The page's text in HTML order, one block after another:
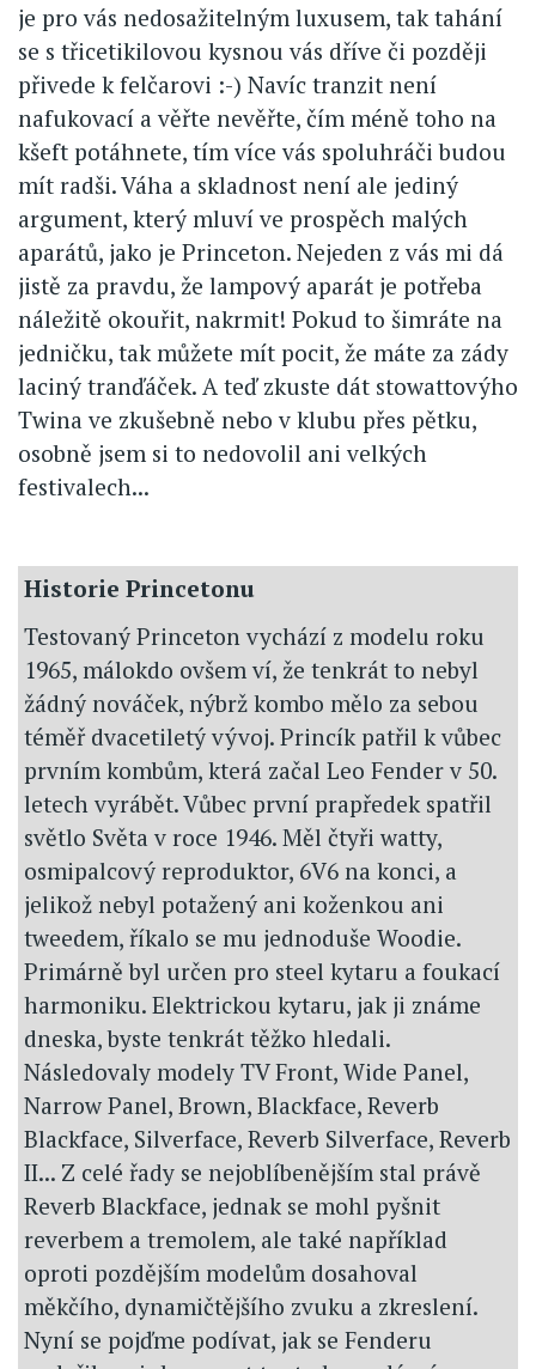
je pro vás nedosažitelným luxusem, tak tahání
se s třicetikilovou kysnou vás dříve či později
přivede k felčarovi :-) Navíc tranzit není
nafukovací a věřte nevěřte, čím méně toho na
kšeft potáhnete, tím více vás spoluhráči budou
mít radši. Váha a skladnost není ale jediný
argument, který mluví ve prospěch malých
aparátů, jako je Princeton. Nejeden z vás mi dá
jistě za pravdu, že lampový aparát je potřeba
náležitě okouřit, nakrmit! Pokud to šimráte na
jedničku, tak můžete mít pocit, že máte za zády
laciný tranďáček. A teď zkuste dát stowattovýho
Twina ve zkušebně nebo v klubu přes pětku,
osobně jsem si to nedovolil ani velkých
festivalech...
Historie Princetonu
Testovaný Princeton vychází z modelu roku
1965, málokdo ovšem ví, že tenkrát to nebyl
žádný nováček, nýbrž kombo mělo za sebou
téměř dvacetiletý vývoj. Princík patřil k vůbec
prvním kombům, která začal Leo Fender v 50.
letech vyrábět. Vůbec první prapředek spatřil
světlo Světa v roce 1946. Měl čtyři watty,
osmipalcový reproduktor, 6V6 na konci, a
jelikož nebyl potažený ani koženkou ani
tweedem, říkalo se mu jednoduše Woodie.
Primárně byl určen pro steel kytaru a foukací
harmoniku. Elektrickou kytaru, jak ji známe
dneska, byste tenkrát těžko hledali.
Následovaly modely TV Front, Wide Panel,
Narrow Panel, Brown, Blackface, Reverb
Blackface, Silverface, Reverb Silverface, Reverb
II... Z celé řady se nejoblíbenějším stal právě
Reverb Blackface, jednak se mohl pyšnit
reverbem a tremolem, ale také například
oproti pozdějším modelům dosahoval
měkčího, dynamičtějšího zvuku a zkreslení.
Nyní se pojďme podívat, jak se Fenderu